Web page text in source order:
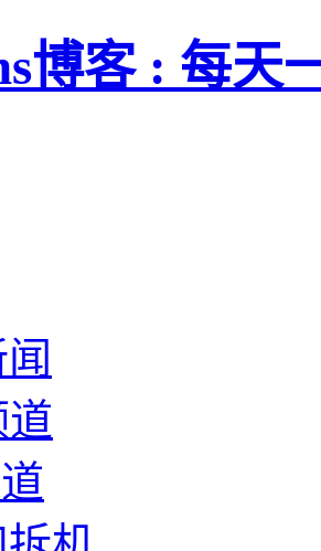
博客 : 每天
道